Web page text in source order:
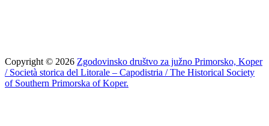
Copyright © 2026 Zgodovinsko društvo za južno Primorsko, Koper
/ Società storica del Litorale – Capodistria / The Historical Society
of Southern Primorska of Koper.